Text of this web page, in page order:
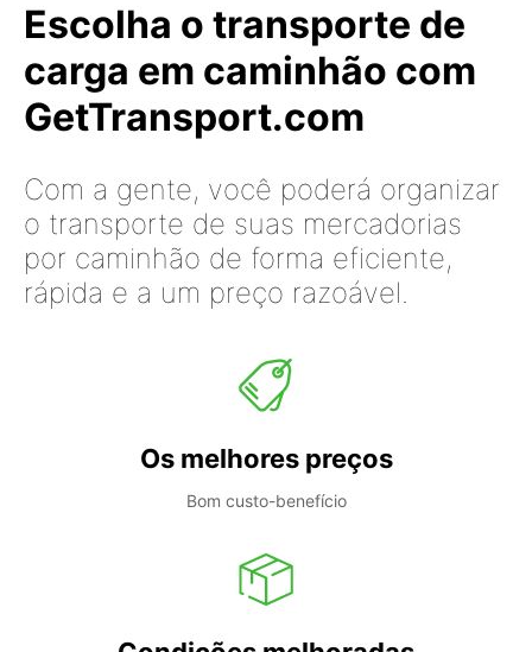
Escolha o transporte de
carga em caminhão com
GetTransport.com
Com a gente, você poderá organizar
o transporte de suas mercadorias
por caminhão de forma eficiente,
rápida e a um preço razoável.
Os melhores preços
Bom custo-benefício